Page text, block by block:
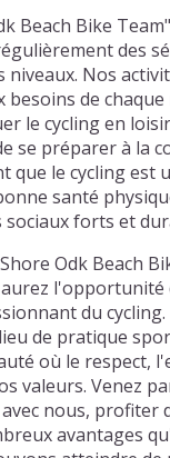
Beach Bike
des
niveaux. Nos
de
le cycling en
se préparer à la
que le cycling est
santé
sociaux forts et
Odk Beach
l'opportunité
du
de pratique
où le respect,
valeurs. Venez
nous, profiter
avantages